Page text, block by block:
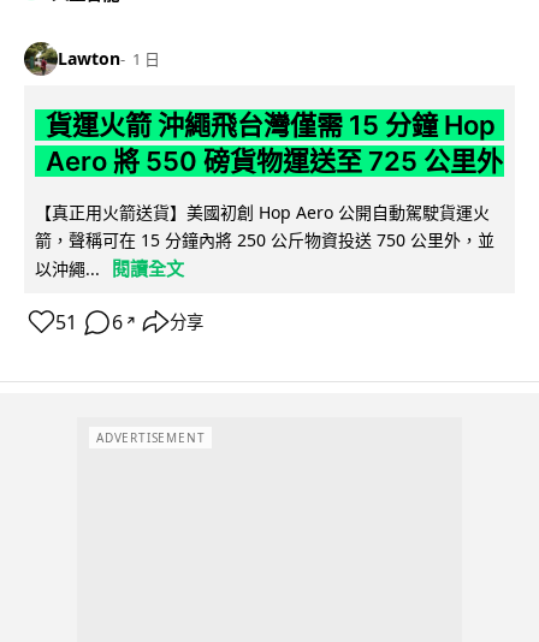
Lawton 1 日
貨運火箭 沖繩飛台灣僅需 15 分鐘 Hop
Aero 將 550 磅貨物運送至 725 公里外
【真正用火箭送貨】美國初創 Hop Aero 公開自動駕駛貨運火
箭，聲稱可在 15 分鐘內將 250 公斤物資投送 750 公里外，並
以沖繩...
閱讀全文
51 6 ↗ 分享
ADVERTISEMENT